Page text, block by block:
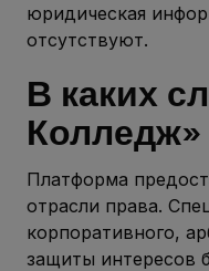
юридическая
отсутствуют.
В каких
Колледж»
Платформа
отрасли права.
корпоративного,
защиты интересов